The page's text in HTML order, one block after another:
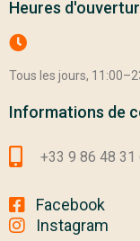
Heures
Tous les jours,
Informations de
+33 9 86 48 31
Facebook
Instagram